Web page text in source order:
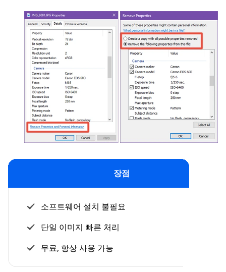
장점
소프트웨어 설치 불필요
단일 이미지 빠른 처리
무료, 항상 사용 가능